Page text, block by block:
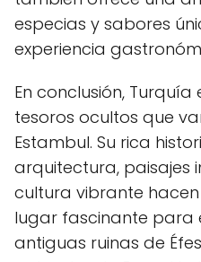
especias y sabores
experiencia
En conclusión,
tesoros ocultos que
Estambul. Su rica
arquitectura, paisajes
cultura vibrante
lugar fascinante para
antiguas ruinas de